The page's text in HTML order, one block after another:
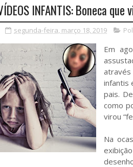
INFANTIS: Boneca
segunda-feira, março 18, 2019
Em
infantis
pais.
como
virou
Na